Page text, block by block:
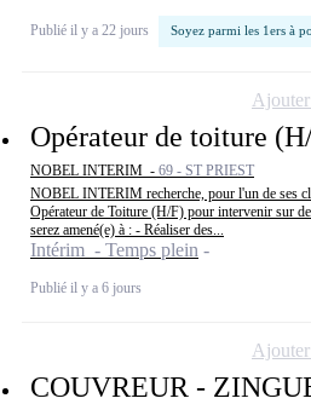
Publié il y a 22 jours Soyez parmi les 1ers à
Opérateur de toiture
NOBEL INTERIM - 69 - ST PRIEST
NOBEL INTERIM recherche, pour l'un de ses
Opérateur de Toiture (H/F) pour intervenir sur
serez amené(e) à : - Réaliser des...
Intérim - Temps plein
Publié il y a 6 jours
COUVREUR -